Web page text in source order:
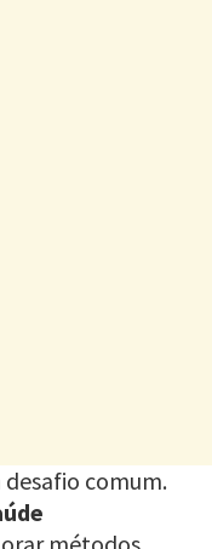
desafio comum.